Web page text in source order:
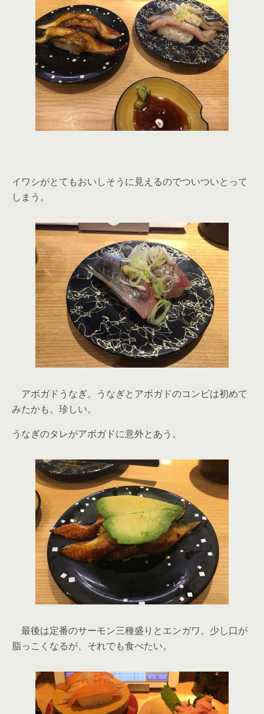
イワシがとてもおいしそうに見えるのでついついとって
しまう。
アボガドうなぎ。うなぎとアボガドのコンビは初めて
みたかも。珍しい。
うなぎのタレがアボガドに意外とあう。
最後は定番のサーモン三種盛りとエンガワ。少し口が
脂っこくなるが、それでも食べたい。